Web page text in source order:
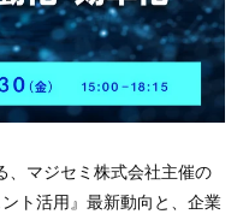
マジセミ株式会社主催の
ト活用』最新動向と、企業